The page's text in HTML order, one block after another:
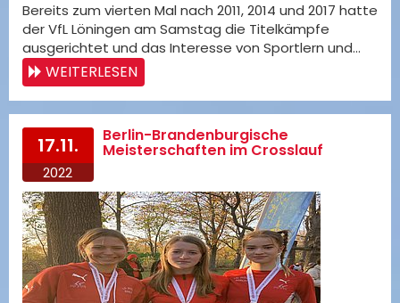
Bereits zum vierten Mal nach 2011, 2014 und 2017 hatte
der VfL Löningen am Samstag die Titelkämpfe
ausgerichtet und das Interesse von Sportlern und…
WEITERLESEN
17.11.
2022
Berlin-Brandenburgische
Meisterschaften im Crosslauf